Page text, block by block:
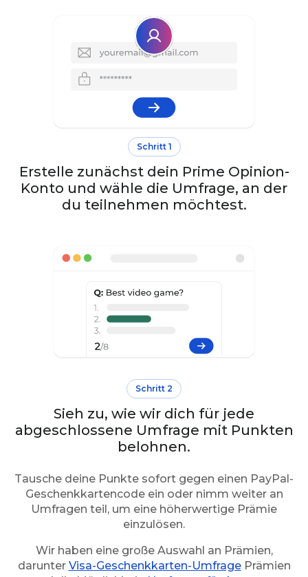
Schritt 1
Erstelle zunächst dein Prime Opinion-
Konto und wähle die Umfrage, an der
du teilnehmen möchtest.
Schritt 2
Sieh zu, wie wir dich für jede
abgeschlossene Umfrage mit Punkten
belohnen.
Tausche deine Punkte sofort gegen einen PayPal-
Geschenkkartencode ein oder nimm weiter an
Umfragen teil, um eine höherwertige Prämie
einzulösen.
Wir haben eine große Auswahl an Prämien,
darunter Visa-Geschenkkarten-UmfragePrämien